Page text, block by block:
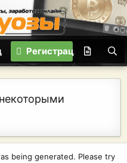
Регистрация
being generated. Please try